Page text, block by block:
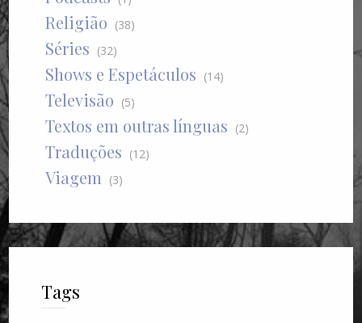
Religião (38)
Séries (32)
Shows e Espetáculos (14)
Televisão (5)
Textos em outras línguas (2)
Traduções (12)
Viagem (3)
Tags